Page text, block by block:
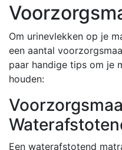
Om urinevlekken op je
een aantal
paar handige tips om je
houden:
Een waterafstotend